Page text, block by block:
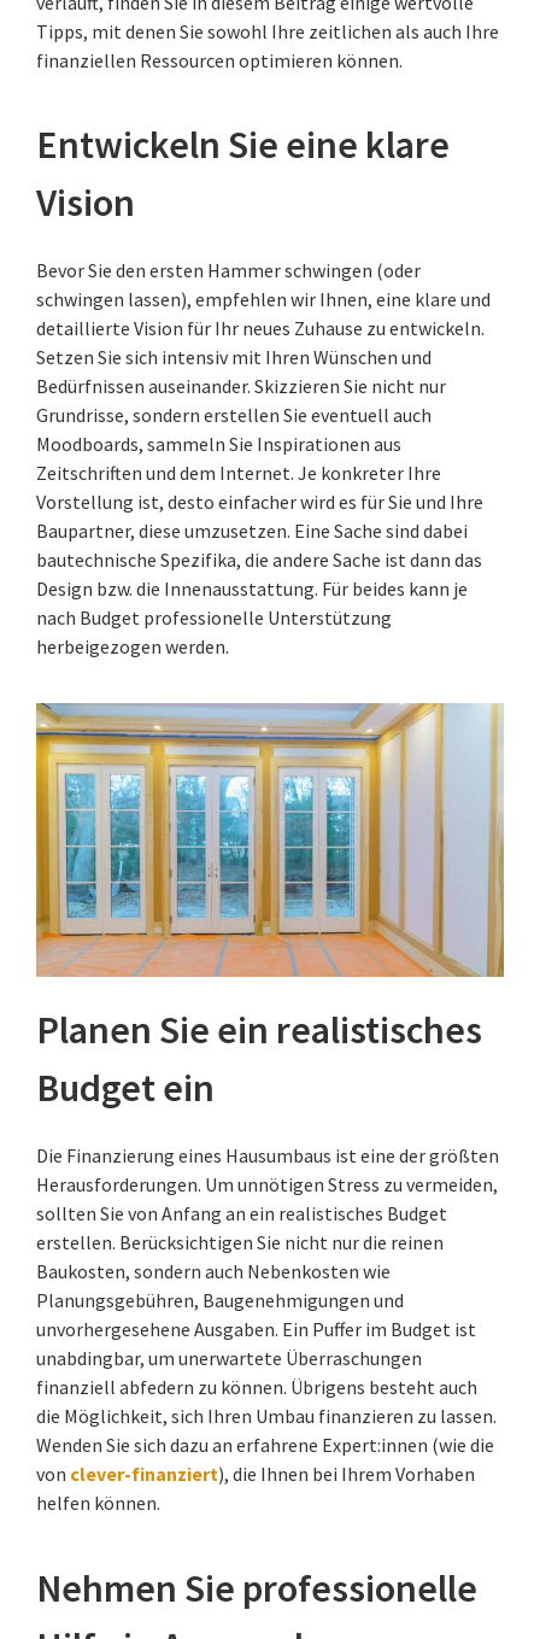
Tipps, mit denen Sie sowohl Ihre zeitlichen als auch Ihre
finanziellen Ressourcen optimieren können.
Entwickeln Sie eine klare
Vision
Bevor Sie den ersten Hammer schwingen (oder
schwingen lassen), empfehlen wir Ihnen, eine klare und
detaillierte Vision für Ihr neues Zuhause zu entwickeln.
Setzen Sie sich intensiv mit Ihren Wünschen und
Bedürfnissen auseinander. Skizzieren Sie nicht nur
Grundrisse, sondern erstellen Sie eventuell auch
Moodboards, sammeln Sie Inspirationen aus
Zeitschriften und dem Internet. Je konkreter Ihre
Vorstellung ist, desto einfacher wird es für Sie und Ihre
Baupartner, diese umzusetzen. Eine Sache sind dabei
bautechnische Spezifika, die andere Sache ist dann das
Design bzw. die Innenausstattung. Für beides kann je
nach Budget professionelle Unterstützung
herbeigezogen werden.
Planen Sie ein realistisches
Budget ein
Die Finanzierung eines Hausumbaus ist eine der größten
Herausforderungen. Um unnötigen Stress zu vermeiden,
sollten Sie von Anfang an ein realistisches Budget
erstellen. Berücksichtigen Sie nicht nur die reinen
Baukosten, sondern auch Nebenkosten wie
Planungsgebühren, Baugenehmigungen und
unvorhergesehene Ausgaben. Ein Puffer im Budget ist
unabdingbar, um unerwartete Überraschungen
finanziell abfedern zu können. Übrigens besteht auch
die Möglichkeit, sich Ihren Umbau finanzieren zu lassen.
Wenden Sie sich dazu an erfahrene Expert:innen (wie die
von clever-finanziert), die Ihnen bei Ihrem Vorhaben
helfen können.
Nehmen Sie professionelle